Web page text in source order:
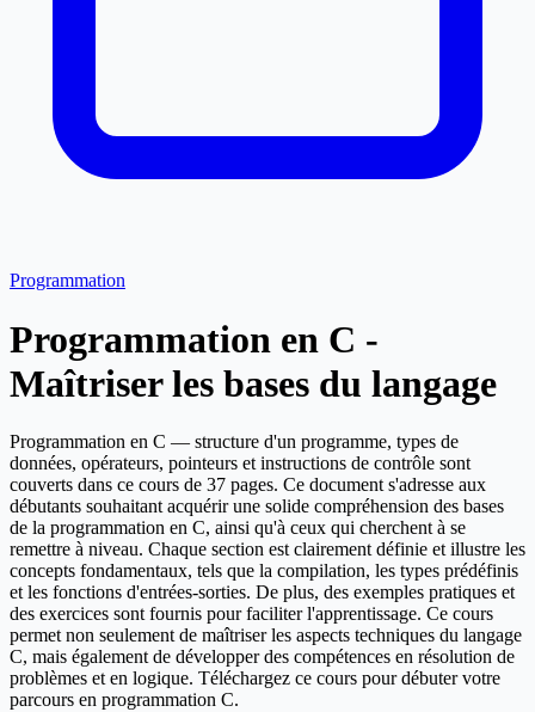
Programmation
Programmation en C -
Maîtriser les bases du langage
Programmation en C — structure d'un programme, types de
données, opérateurs, pointeurs et instructions de contrôle sont
couverts dans ce cours de 37 pages. Ce document s'adresse aux
débutants souhaitant acquérir une solide compréhension des bases
de la programmation en C, ainsi qu'à ceux qui cherchent à se
remettre à niveau. Chaque section est clairement définie et illustre les
concepts fondamentaux, tels que la compilation, les types prédéfinis
et les fonctions d'entrées-sorties. De plus, des exemples pratiques et
des exercices sont fournis pour faciliter l'apprentissage. Ce cours
permet non seulement de maîtriser les aspects techniques du langage
C, mais également de développer des compétences en résolution de
problèmes et en logique. Téléchargez ce cours pour débuter votre
parcours en programmation C.